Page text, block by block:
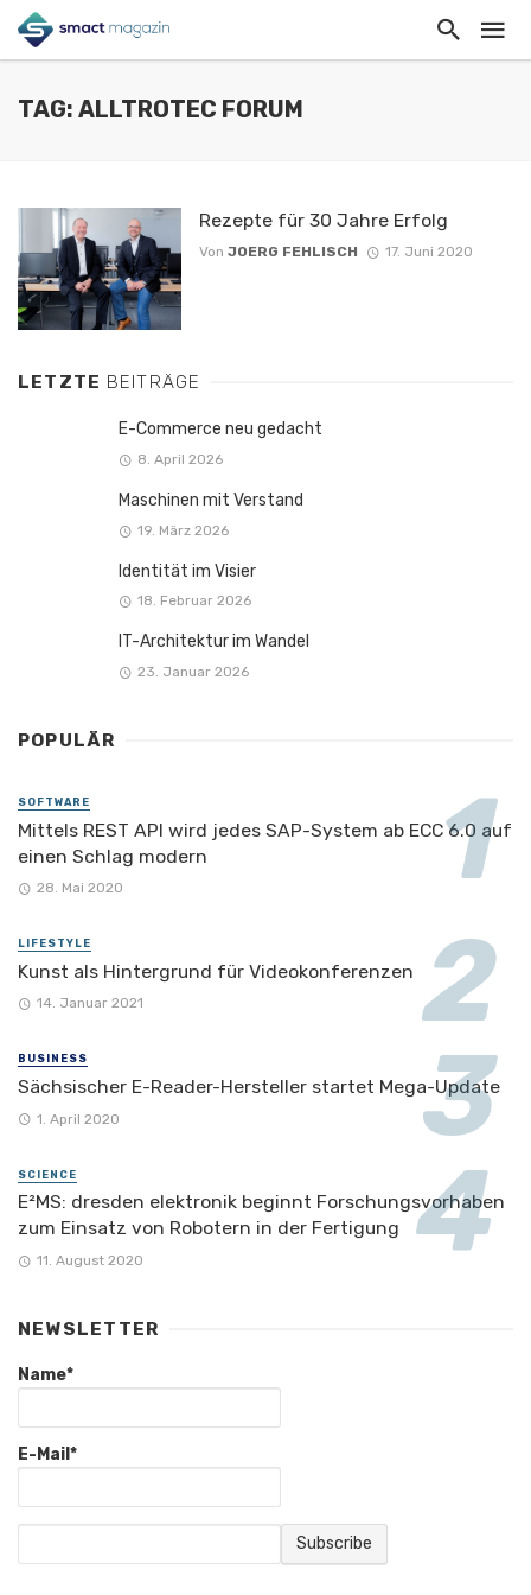
TAG: ALLTROTEC FORUM
Rezepte für 30 Jahre Erfolg
Von JOERG FEHLISCH 17. Juni 2020
LETZTE BEITRÄGE
E-Commerce neu gedacht
8. April 2026
Maschinen mit Verstand
19. März 2026
Identität im Visier
18. Februar 2026
IT-Architektur im Wandel
23. Januar 2026
POPULÄR
SOFTWARE
Mittels REST API wird jedes SAP-System ab ECC 6.0 auf
einen Schlag modern
28. Mai 2020
LIFESTYLE
Kunst als Hintergrund für Videokonferenzen
14. Januar 2021
BUSINESS
Sächsischer E-Reader-Hersteller startet Mega-Update
1. April 2020
SCIENCE
E²MS: dresden elektronik beginnt Forschungsvorhaben
zum Einsatz von Robotern in der Fertigung
11. August 2020
NEWSLETTER
Name*
E-Mail*